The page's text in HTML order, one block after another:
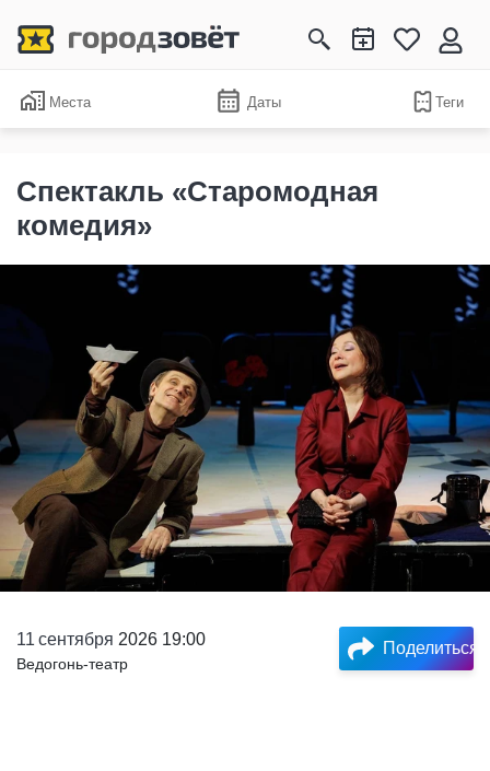
Места Даты Теги
Спектакль «Старомодная
комедия»
11 сентября 2026 19:00
Ведогонь-театр
Поделиться